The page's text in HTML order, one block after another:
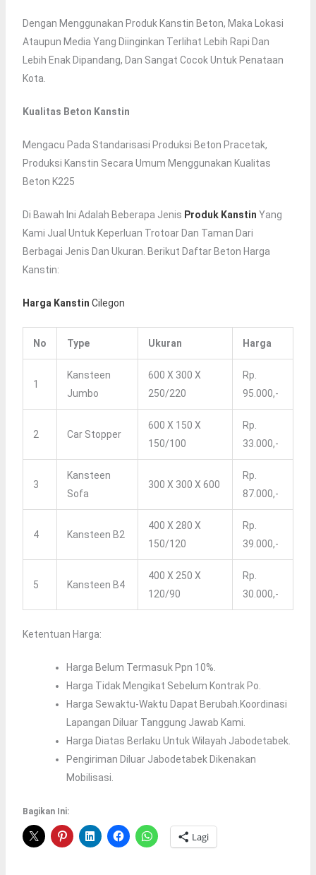
Dengan Menggunakan Produk Kanstin Beton, Maka Lokasi
Ataupun Media Yang Diinginkan Terlihat Lebih Rapi Dan
Lebih Enak Dipandang, Dan Sangat Cocok Untuk Penataan
Kota.
Kualitas Beton Kanstin
Mengacu Pada Standarisasi Produksi Beton Pracetak,
Produksi Kanstin Secara Umum Menggunakan Kualitas
Beton K225
Di Bawah Ini Adalah Beberapa Jenis Produk Kanstin Yang
Kami Jual Untuk Keperluan Trotoar Dan Taman Dari
Berbagai Jenis Dan Ukuran. Berikut Daftar Beton Harga
Kanstin:
Harga Kanstin Cilegon
No Type Ukuran Harga
1
Kansteen
Jumbo
600 X 300 X
250/220
Rp.
95.000,-
2 Car Stopper
600 X 150 X
150/100
Rp.
33.000,-
3
Kansteen
Sofa
300 X 300 X 600
Rp.
87.000,-
4 Kansteen B2
400 X 280 X
150/120
Rp.
39.000,-
5 Kansteen B4
400 X 250 X
120/90
Rp.
30.000,-
Ketentuan Harga:
Harga Belum Termasuk Ppn 10%.
Harga Tidak Mengikat Sebelum Kontrak Po.
Harga Sewaktu-Waktu Dapat Berubah.Koordinasi
Lapangan Diluar Tanggung Jawab Kami.
Harga Diatas Berlaku Untuk Wilayah Jabodetabek.
Pengiriman Diluar Jabodetabek Dikenakan
Mobilisasi.
Bagikan Ini:
Lagi